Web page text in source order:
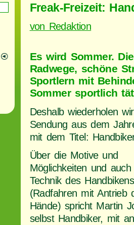
Freak-Freizeit:
von Redaktion
Es wird Sommer.
Radwege, schöne
Sportlern mit
Sommer sportlich
Deshalb wiederholen
Sendung aus dem
mit dem Titel:
Über die Motive und
Möglichkeiten und
Technik des Handbikens
(Radfahren mit Antrieb
Hände) spricht Martin
selbst Handbiker, mit